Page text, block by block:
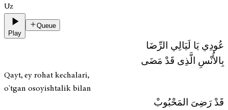
Uz
Play
Queue
عُودِي يَا لَيَالِي الرِّضَا
بِالأُنْسِ الَّذِى قَدْ مَضَى
Qayt, ey rohat kechalari,
o'tgan osoyishtalik bilan
قَدْ رَضِىَ المَحْبُوبْ